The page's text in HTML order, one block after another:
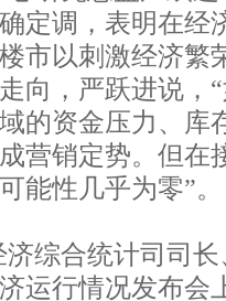
定调，表明在经
市以刺激经济繁
向，严跃进说，
的资金压力、库
营销定势。但在
能性几乎为零”。
济综合统计司司
运行情况发布会